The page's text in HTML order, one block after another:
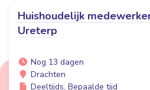
Huishoudelijk
Ureterp
Nog 13 dagen
Drachten
Deeltijds, Bepaalde tijd